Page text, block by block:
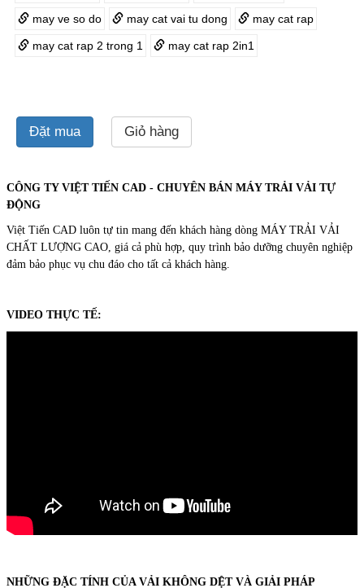
may ve so do may cat vai tu dong may cat rap
may cat rap 2 trong 1 may cat rap 2in1
Đặt mua Giỏ hàng
CÔNG TY VIỆT TIẾN CAD - CHUYÊN BÁN MÁY TRẢI VẢI TỰ
ĐỘNG
Việt Tiến CAD luôn tự tin mang đến khách hàng dòng MÁY TRẢI VẢI
CHẤT LƯỢNG CAO, giá cả phù hợp, quy trình bảo dưỡng chuyên nghiệp
đảm bảo phục vụ chu đáo cho tất cả khách hàng.
VIDEO THỰC TẾ:
NHỮNG ĐẶC TÍNH CỦA VẢI KHÔNG DỆT VÀ GIẢI PHÁP